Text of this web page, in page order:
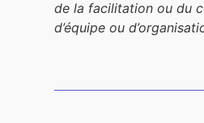
de la facilitation ou du
d’équipe ou